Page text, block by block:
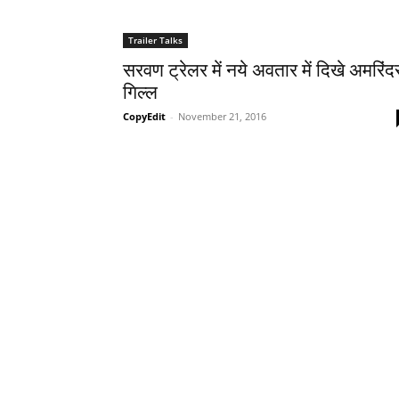
Trailer Talks
सरवण ट्रेलर में नये अवतार में दिखे
गिल्‍ल
CopyEdit - November 21, 2016